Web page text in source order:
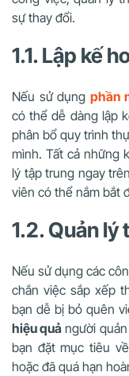
sự thay đổi.
1.1. Lập kế
Nếu sử dụngphần
có thể dễ dàng lập
phân bổ quy trình
mình. Tất cả những
lý tập trung ngay
viên có thể nắm bắt
1.2. Quản lý
Nếu sử dụng các
chắn việc sắp xếp
bạn dễ bị bỏ quên
hiệu quả người
bạn đặt mục tiêu
hoặc đã quá hạn